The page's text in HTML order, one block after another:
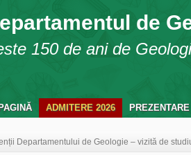
de
150 de ani de
ADMITERE 2026 PREZENTARE
Departamentului de Geologie – vizită de